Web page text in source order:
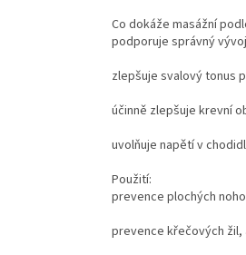
Co dokáže masážní
podporuje správný
zlepšuje svalový tonus
účinně zlepšuje krevní
uvolňuje napětí v
Použití:
prevence plochých
prevence křečových